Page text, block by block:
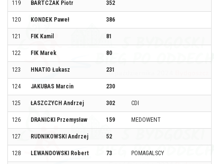
119 BARTCZAK Piotr 352
120 KONDEK Paweł 386
121 FIK Kamil 81
122 FIK Marek 80
123 HNATIO Łukasz 231
124 JAKUBAS Marcin 230
125 ŁASZCZYCH Andrzej 302 CDI
126 DRANICKI Przemysław 159 MEDOWENT
127 RUDNIKOWSKI Andrzej 52
128 LEWANDOWSKI Robert 73 POMAGALSCY